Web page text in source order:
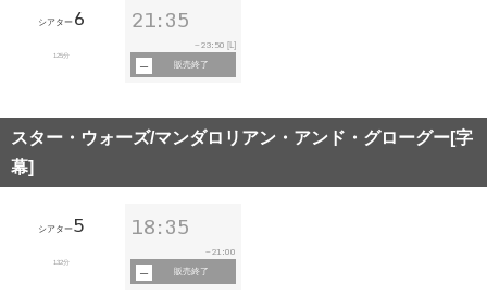
シアター 6
125分
21:35
~ 23:50 [L]
販売終了
スター・ウォーズ/マンダロリアン・アンド・グローグー[字
幕]
シアター5
132分
18:35
~ 21:00
販売終了